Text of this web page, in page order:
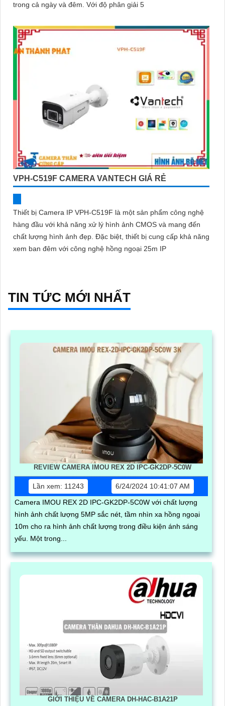
trong cả ngày và đêm. Với độ phân giải 5
VPH-C519F CAMERA VANTECH GIÁ RẺ
Thiết bị Camera IP VPH-C519F là một sản phẩm công nghệ
hàng đầu với khả năng xử lý hình ảnh CMOS và mang đến
chất lượng hình ảnh đẹp. Đặc biệt, thiết bị cung cấp khả năng
xem ban đêm với công nghệ hồng ngoại 25m IP
TIN TỨC MỚI NHẤT
REVIEW CAMERA IMOU REX 2D IPC-GK2DP-5C0W
Lần xem: 11243
6/24/2024 10:41:07 AM
Camera IMOU REX 2D IPC-GK2DP-5C0W với chất lượng
hình ảnh chất lượng 5MP sắc nét, tầm nhìn xa hồng ngoại
10m cho ra hình ảnh chất lượng trong điều kiện ánh sáng
yếu. Một trong...
GIỚI THIỆU VỀ CAMERA DH-HAC-B1A21P